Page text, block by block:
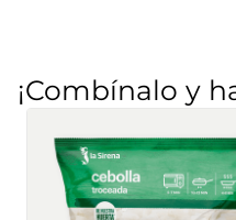
¡Combínalo y